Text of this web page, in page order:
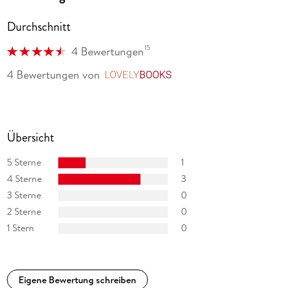
Durchschnitt
4 Bewertungen15
4 Bewertungen von
Übersicht
5 Sterne
1
4 Sterne
3
3 Sterne
0
2 Sterne
0
1 Stern
0
Eigene Bewertung schreiben